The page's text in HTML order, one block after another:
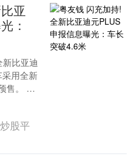
亚
：
比亚迪
用全新
售。 车
股平